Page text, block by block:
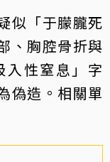
似「于朦朧死
、胸腔骨折與
入性窒息」字
偽造。相關單